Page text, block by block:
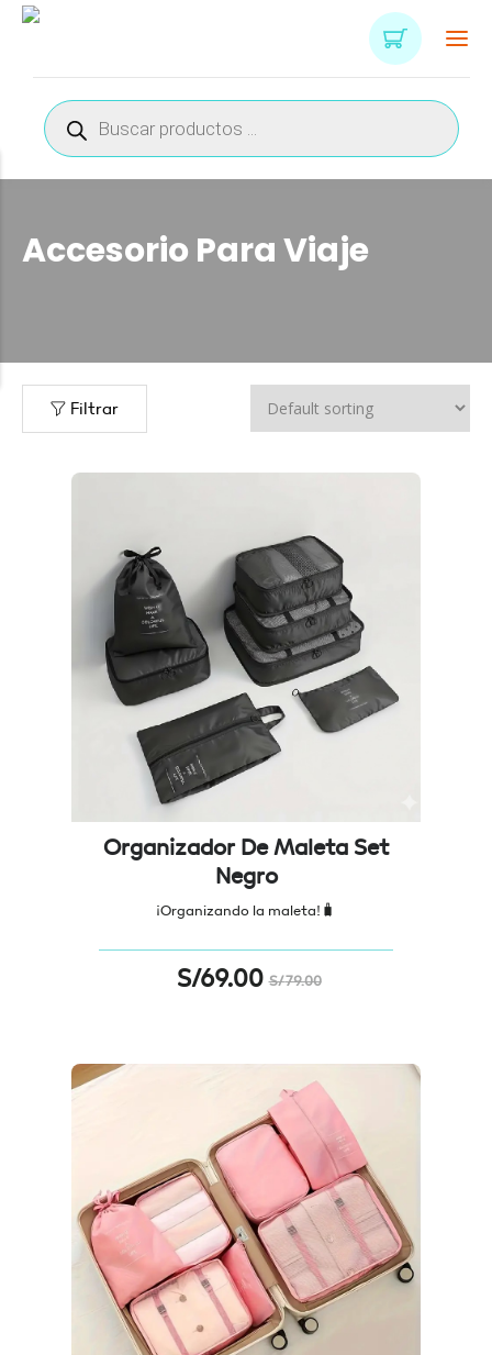
Búsqueda
de
productos
Accesorio Para Viaje
Filtrar
Organizador De Maleta Set
Negro
¡Organizando la maleta!🧳
S/79.00
S/69.00